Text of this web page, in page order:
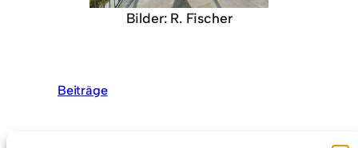
Bilder: R. Fischer
Beiträge